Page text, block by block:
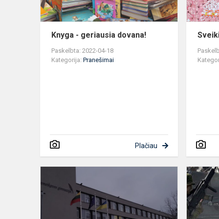
Knyga - geriausia dovana!
Paskelbta: 2022-04-18
Kategorija: Pranešimai
Plačiau
Atvirų
durų
diena
Karaliaus